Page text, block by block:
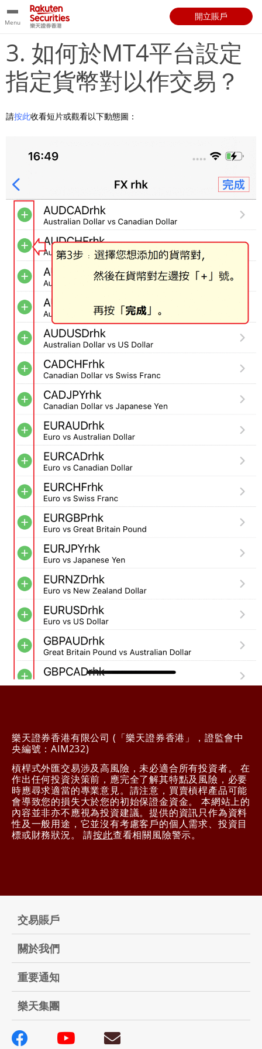
Menu
開立賬戶
3. 如何於MT4平台設定
指定貨幣對以作交易？
請按此收看短片或觀看以下動態圖：
樂天證券香港有限公司 (「樂天證券香港」，證監會中
央編號：AIM232)
槓桿式外匯交易涉及高風險，未必適合所有投資者。 在
作出任何投資決策前，應完全了解其特點及風險，必要
時應尋求適當的專業意見。請注意，買賣槓桿產品可能
會導致您的損失大於您的初始保證金資金。 本網站上的
內容並非亦不應視為投資建議。提供的資訊只作為資料
性及一般用途，它並沒有考慮客戶的個人需求、投資目
標或財務狀況。 請按此查看相關風險警示。
交易賬戶
關於我們
重要通知
樂天集團